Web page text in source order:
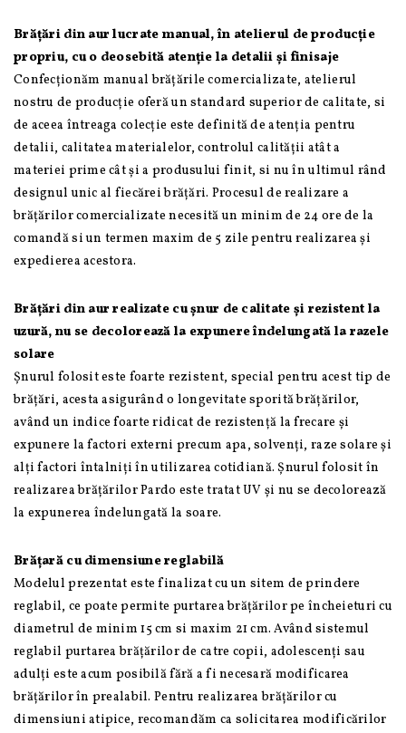
Brățări din aur lucrate manual, în atelierul de producție
propriu, cu o deosebită atenție la detalii și finisaje
Confecționăm manual brățările comercializate, atelierul
nostru de producție oferă un standard superior de calitate, si
de aceea întreaga colecție este definită de atenția pentru
detalii, calitatea materialelor, controlul calității atât a
materiei prime cât și a produsului finit, si nu în ultimul rând
designul unic al fiecărei brățări. Procesul de realizare a
brățărilor comercializate necesită un minim de 24 ore de la
comandă si un termen maxim de 5 zile pentru realizarea și
expedierea acestora.
Brățări din aur realizate cu șnur de calitate și rezistent la
uzură, nu se decolorează la expunere îndelungată la razele
solare
Șnurul folosit este foarte rezistent, special pentru acest tip de
brățări, acesta asigurând o longevitate sporită brățărilor,
având un indice foarte ridicat de rezistență la frecare și
expunere la factori externi precum apa, solvenți, raze solare și
alți factori întalniți în utilizarea cotidiană. Șnurul folosit în
realizarea brățărilor Pardo este tratat UV și nu se decolorează
la expunerea îndelungată la soare.
Brățară cu dimensiune reglabilă
Modelul prezentat este finalizat cu un sitem de prindere
reglabil, ce poate permite purtarea brățărilor pe încheieturi cu
diametrul de minim 15 cm si maxim 21 cm. Având sistemul
reglabil purtarea brățărilor de catre copii, adolescenți sau
adulți este acum posibilă fără a fi necesară modificarea
brățărilor în prealabil. Pentru realizarea brățărilor cu
dimensiuni atipice, recomandăm ca solicitarea modificărilor